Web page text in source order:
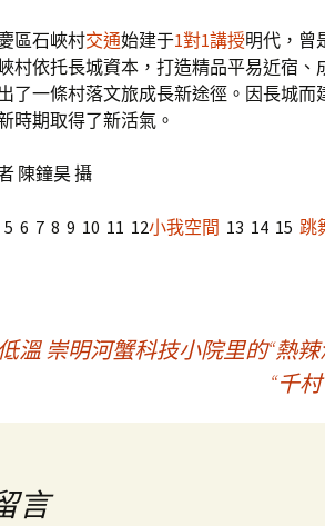
區石峽村交通始建于1對1講授明代，曾
村依托長城資本，打造精品平易近宿、
了一條村落文旅成長新途徑。因長城
時期取得了新活氣。
陳鐘昊 攝
6 7 8 9 10 11 12小我空間 13 14 15 跳
溫 崇明河蟹科技小院里的“熱辣
“千
言